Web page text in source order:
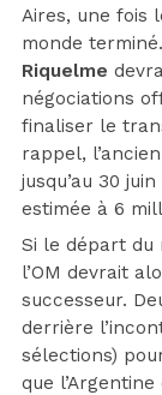
Aires, une fois
monde
Riquelme
négociations
finaliser le
rappel,
jusqu’au 30
estimée à 6
Si le départ du
l’OM devrait
successeur.
derrière
sélections)
que